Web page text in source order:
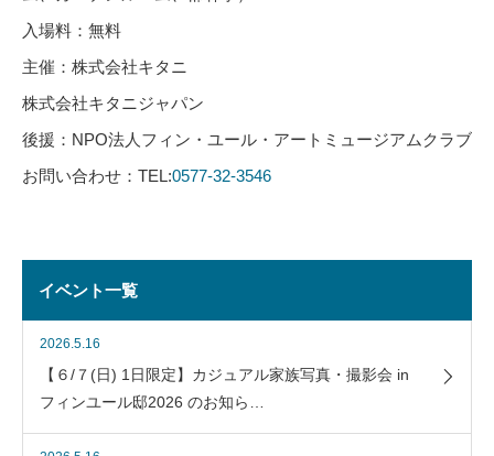
入場料：無料
主催：株式会社キタニ
株式会社キタニジャパン
後援：NPO法人フィン・ユール・アートミュージアムクラブ
お問い合わせ：TEL:0577-32-3546
イベント一覧
2026.5.16
【６/７(日) 1日限定】カジュアル家族写真・撮影会 in
フィンユール邸2026 のお知ら…